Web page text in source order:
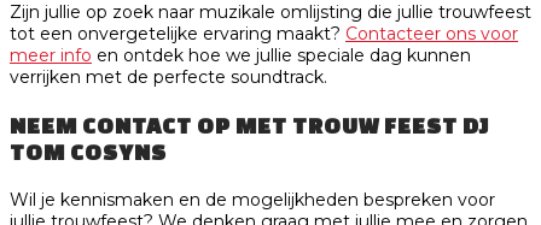
Zijn jullie op zoek naar muzikale omlijsting die jullie trouwfeest
tot een onvergetelijke ervaring maakt? Contacteer ons voor
meer info en ontdek hoe we jullie speciale dag kunnen
verrijken met de perfecte soundtrack.
NEEM CONTACT OP MET TROUW FEEST DJ
TOM COSYNS
Wil je kennismaken en de mogelijkheden bespreken voor